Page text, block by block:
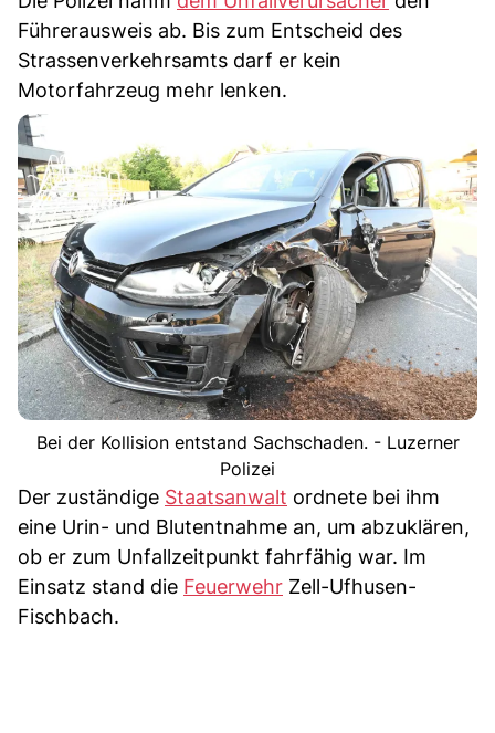
Führerausweis ab. Bis zum Entscheid des
Strassenverkehrsamts darf er kein
Motorfahrzeug mehr lenken.
Bei der Kollision entstand Sachschaden. - Luzerner
Polizei
Der zuständige Staatsanwalt ordnete bei ihm
eine Urin- und Blutentnahme an, um abzuklären,
ob er zum Unfallzeitpunkt fahrfähig war. Im
Einsatz stand die Feuerwehr Zell-Ufhusen-
Fischbach.